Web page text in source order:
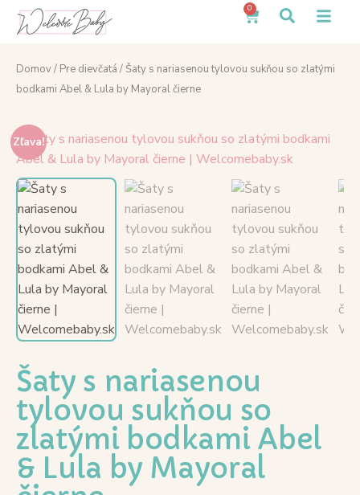
0
Domov/ Pre dievčatá / Šaty s nariasenou tylovou sukňou so zlatými
bodkami Abel & Lula by Mayoral čierne
Zľava!
Šaty s nariasenou
tylovou sukňou so
zlatými bodkami Abel
& Lula by Mayoral